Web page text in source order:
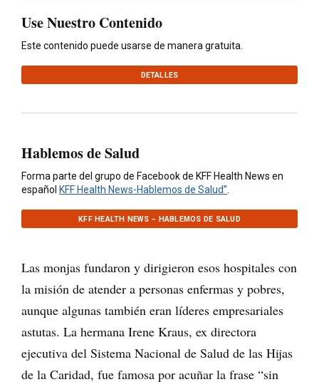
Use Nuestro Contenido
Este contenido puede usarse de manera gratuita.
DETALLES
Hablemos de Salud
Forma parte del grupo de Facebook de KFF Health News en
español KFF Health News-Hablemos de Salud”.
KFF HEALTH NEWS – HABLEMOS DE SALUD
Las monjas fundaron y dirigieron esos hospitales con
la misión de atender a personas enfermas y pobres,
aunque algunas también eran líderes empresariales
astutas. La hermana Irene Kraus, ex directora
ejecutiva del Sistema Nacional de Salud de las Hijas
de la Caridad, fue famosa por acuñar la frase “sin